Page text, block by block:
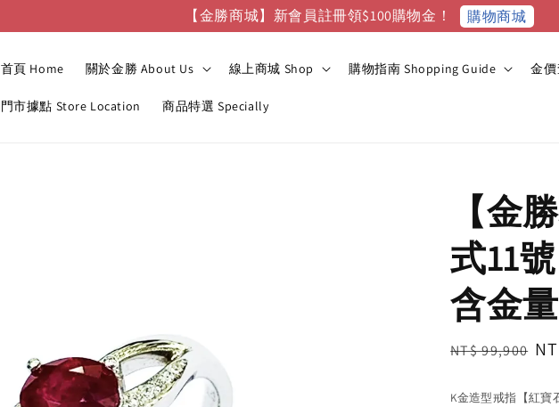
【金勝商城】新會員註冊領$100購物金！ 購物商城
首頁 Home 關於金勝 About Us 線上商城 Shop 購物指南 Shopping Guide 金
門市據點 Store Location 商品特選 Specially
【金
式11
含金量
Regular
NT$ 99,900
K金造型戒指【紅寶